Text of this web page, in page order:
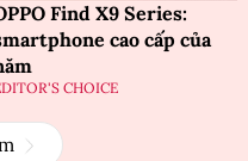
Find X9 Series:
cao cấp của
CHOICE